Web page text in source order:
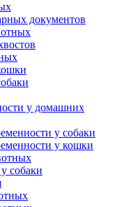
документов
у домашних
у собаки
у кошки
собаки